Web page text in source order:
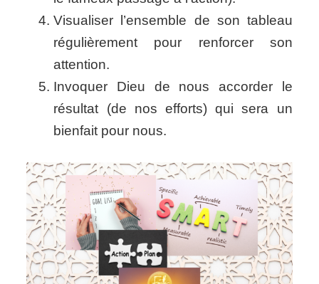
Visualiser l’ensemble de son tableau
régulièrement pour renforcer son
attention.
Invoquer Dieu de nous accorder le
résultat (de nos efforts) qui sera un
bienfait pour nous.